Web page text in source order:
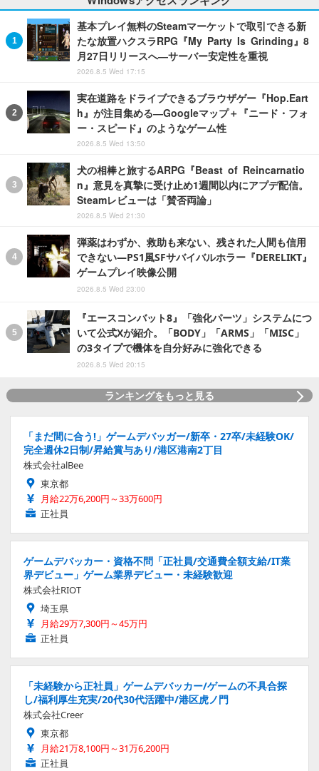
基本プレイ無料のSteamマーケットで取引できる新
たな放置ハクスラRPG『My Party Is Grinding』8
月27日リリースへ―サーバー安定性を重視
2026.8.5 Wed 17:15
実在道路をドライブできるブラウザゲー『Hop.Eart
h』が注目集める―Googleマップ＋『ニード・フォ
ー・スピード』のようなゲーム性
2026.8.5 Wed 13:50
犬の相棒と旅するARPG『Beast of Reincarnatio
n』意見を真摯に受け止め1週間以内にアプデ配信。
Steamレビューは「賛否両論」
2026.8.5 Wed 21:30
弾薬はわずか、救助も来ない、残された人間も信用
できない―PS1風SFサバイバルホラー『DERELIKT』
ゲームプレイ映像公開
2026.8.5 Wed 23:00
『エースコンバット8』「強化パーツ」システムにつ
いて公式Xが紹介。「BODY」「ARMS」「MISC」
の3タイプで機体を自分好みに強化できる
2026.8.5 Wed 20:15
ランキングをもっと見る
「まだ間に合う!」ゲームデバッガー/新卒・27卒/未経験OK/
完全週休2日制/昇給賞与あり/港区港南2丁目
株式会社alBee
東京都
月給22万6,200円～33万600円
正社員
ゲームデバッカー・資格不問「正社員/交通費全額支給/IT業
界デビュー」ゲーム業界デビュー・未経験歓迎
株式会社RIOT
埼玉県
月給29万7,300円～45万円
正社員
「未経験から正社員」ゲームデバッカー/ゲームの不具合探
し/福利厚生充実/20代30代活躍中/港区虎ノ門
株式会社Creer
東京都
月給21万8,100円～31万6,200円
正社員